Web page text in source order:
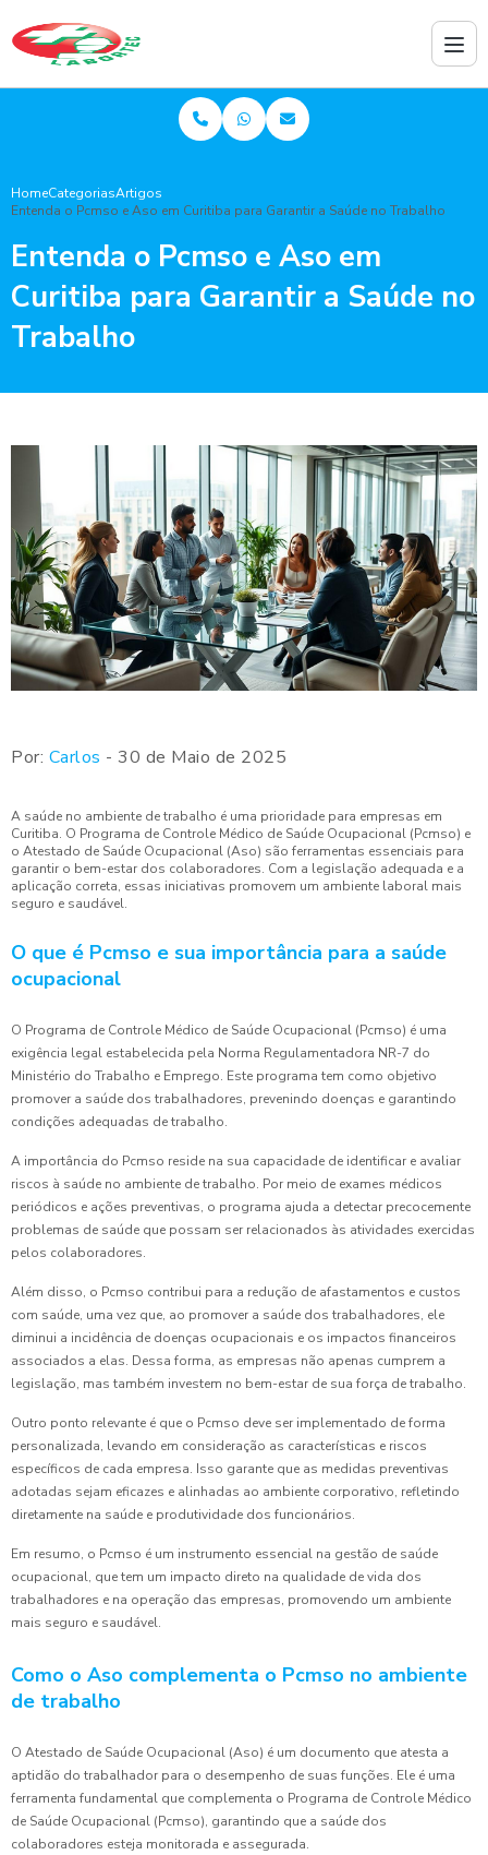
HomeCategoriasArtigos
Entenda o Pcmso e Aso em Curitiba para Garantir a Saúde no Trabalho
Entenda o Pcmso e Aso em
Curitiba para Garantir a Saúde no
Trabalho
Por: Carlos - 30 de Maio de 2025
A saúde no ambiente de trabalho é uma prioridade para empresas em
Curitiba. O Programa de Controle Médico de Saúde Ocupacional (Pcmso) e
o Atestado de Saúde Ocupacional (Aso) são ferramentas essenciais para
garantir o bem-estar dos colaboradores. Com a legislação adequada e a
aplicação correta, essas iniciativas promovem um ambiente laboral mais
seguro e saudável.
O que é Pcmso e sua importância para a saúde
ocupacional
O Programa de Controle Médico de Saúde Ocupacional (Pcmso) é uma
exigência legal estabelecida pela Norma Regulamentadora NR-7 do
Ministério do Trabalho e Emprego. Este programa tem como objetivo
promover a saúde dos trabalhadores, prevenindo doenças e garantindo
condições adequadas de trabalho.
A importância do Pcmso reside na sua capacidade de identificar e avaliar
riscos à saúde no ambiente de trabalho. Por meio de exames médicos
periódicos e ações preventivas, o programa ajuda a detectar precocemente
problemas de saúde que possam ser relacionados às atividades exercidas
pelos colaboradores.
Além disso, o Pcmso contribui para a redução de afastamentos e custos
com saúde, uma vez que, ao promover a saúde dos trabalhadores, ele
diminui a incidência de doenças ocupacionais e os impactos financeiros
associados a elas. Dessa forma, as empresas não apenas cumprem a
legislação, mas também investem no bem-estar de sua força de trabalho.
Outro ponto relevante é que o Pcmso deve ser implementado de forma
personalizada, levando em consideração as características e riscos
específicos de cada empresa. Isso garante que as medidas preventivas
adotadas sejam eficazes e alinhadas ao ambiente corporativo, refletindo
diretamente na saúde e produtividade dos funcionários.
Em resumo, o Pcmso é um instrumento essencial na gestão de saúde
ocupacional, que tem um impacto direto na qualidade de vida dos
trabalhadores e na operação das empresas, promovendo um ambiente
mais seguro e saudável.
Como o Aso complementa o Pcmso no ambiente
de trabalho
O Atestado de Saúde Ocupacional (Aso) é um documento que atesta a
aptidão do trabalhador para o desempenho de suas funções. Ele é uma
ferramenta fundamental que complementa o Programa de Controle Médico
de Saúde Ocupacional (Pcmso), garantindo que a saúde dos
colaboradores esteja monitorada e assegurada.